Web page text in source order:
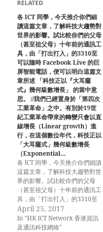
RELATED
各 ICT 同學，今天推介你們細
讀這篇文章，了解科技大趨勢對
世界的影響。試比較你們的父母
（甚至祖父母）十年前的通訊工
具，由「打出打入」的3310至
可以隨時 Facebook Live 的巨
屏智能電話，便可以明白這篇文
章所述 「科技正以『大耳窿
式』幾何級數增長」 的當中意
思。 //我們已經置身於「第四次
工業革命」之中。有別於19世
紀工業革命帶來的轉變只會以直
線增長（Linear growth）進
行，在這個數位年代，科技正以
「大耳窿式」幾何級數增長
（Exponential…
各 ICT 同學，今天推介你們細讀
這篇文章，了解科技大趨勢對世
界的影響。試比較你們的父母
（甚至祖父母）十年前的通訊工
具，由「打出打入」的3310至
可以隨時 Facebook Live 的巨
屏智能電話，便可以明白這篇文
章所述 「科技正以『大耳窿
April 25, 2017
In "HK ICT Network 香港資訊
及通訊科技網絡"